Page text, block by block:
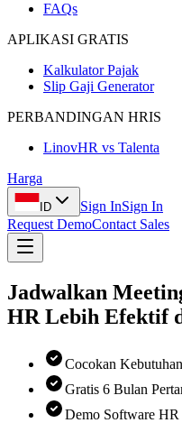
FAQs
APLIKASI GRATIS
Kalkulator Pajak
Slip Gaji Generator
PERBANDINGAN HRIS
LinovHR vs Talenta
Harga
ID Sign InSign In
Request DemoContact Sales
Jadwalkan
HR Lebih Efektif
Cocokan
Gratis 6 Bulan
Demo Software HR